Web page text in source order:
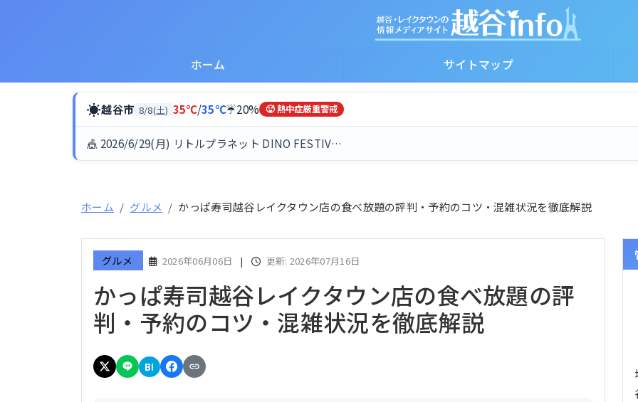
ホーム サイトマップ
☀越谷市 8/8(土) 35℃/35℃☔20% 🥵 熱中症厳重警戒
🎪 2026/6/29(月) リトルプラネット DINO FESTIV…
ホーム グルメ かっぱ寿司越谷レイクタウン店の食べ放題の評判・予約のコツ・混雑状況を徹底解説
グルメ 2026年06月06日 | 更新: 2026年07月16日
かっぱ寿司越谷レイクタウン店の食べ放題の評
判・予約のコツ・混雑状況を徹底解説
B!